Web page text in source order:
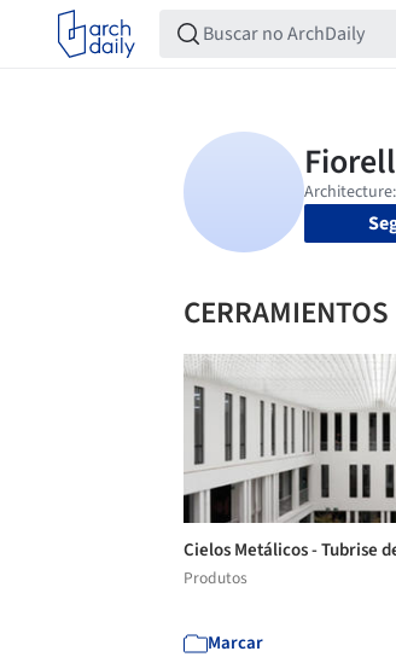
Cielos Metálicos - Tubrise
Produtos
Marcar